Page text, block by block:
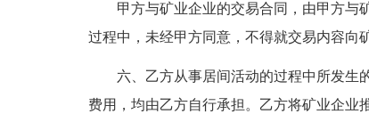
甲方与矿业企业的交易合同，由甲方与
过程中，未经甲方同意，不得就交易内容向
六、乙方从事居间活动的过程中所发生
费用，均由乙方自行承担。乙方将矿业企业